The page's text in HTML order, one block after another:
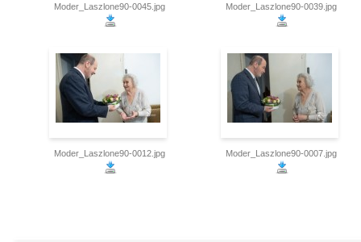
Moder_Laszlone90-0045.jpg Moder_Laszlone90-0039.jpg
Moder_Laszlone90-0012.jpg Moder_Laszlone90-0007.jpg